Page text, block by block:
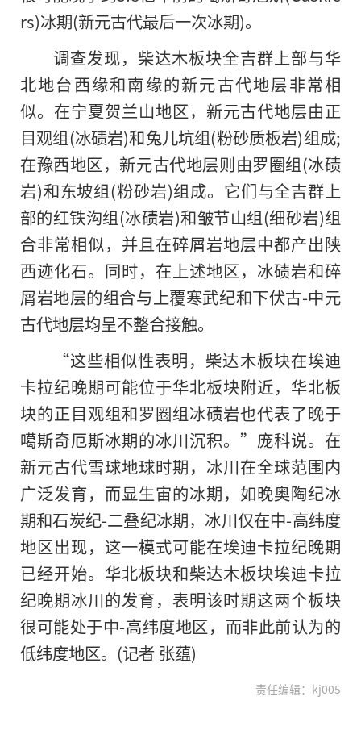
rs)冰期(新元古代最后一次冰期)。
调查发现，柴达木板块全吉群上部与华
北地台西缘和南缘的新元古代地层非常相
似。在宁夏贺兰山地区，新元古代地层由正
目观组(冰碛岩)和兔儿坑组(粉砂质板岩)组成;
在豫西地区，新元古代地层则由罗圈组(冰碛
岩)和东坡组(粉砂岩)组成。它们与全吉群上
部的红铁沟组(冰碛岩)和皱节山组(细砂岩)组
合非常相似，并且在碎屑岩地层中都产出陕
西迹化石。同时，在上述地区，冰碛岩和碎
屑岩地层的组合与上覆寒武纪和下伏古-中元
古代地层均呈不整合接触。
“这些相似性表明，柴达木板块在埃迪
卡拉纪晚期可能位于华北板块附近，华北板
块的正目观组和罗圈组冰碛岩也代表了晚于
噶斯奇厄斯冰期的冰川沉积。”庞科说。在
新元古代雪球地球时期，冰川在全球范围内
广泛发育，而显生宙的冰期，如晚奥陶纪冰
期和石炭纪-二叠纪冰期，冰川仅在中-高纬度
地区出现，这一模式可能在埃迪卡拉纪晚期
已经开始。华北板块和柴达木板块埃迪卡拉
纪晚期冰川的发育，表明该时期这两个板块
很可能处于中-高纬度地区，而非此前认为的
低纬度地区。(记者 张蕴)
责任编辑：kj005